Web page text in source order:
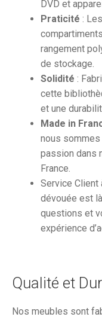
DVD et
Praticité :
rangement
de stockage.
Solidité :
cette
et une
Made in
nous
passion dans
France.
Service Client
dévouée est
questions et
expérience
Qualité et
Nos meubles sont